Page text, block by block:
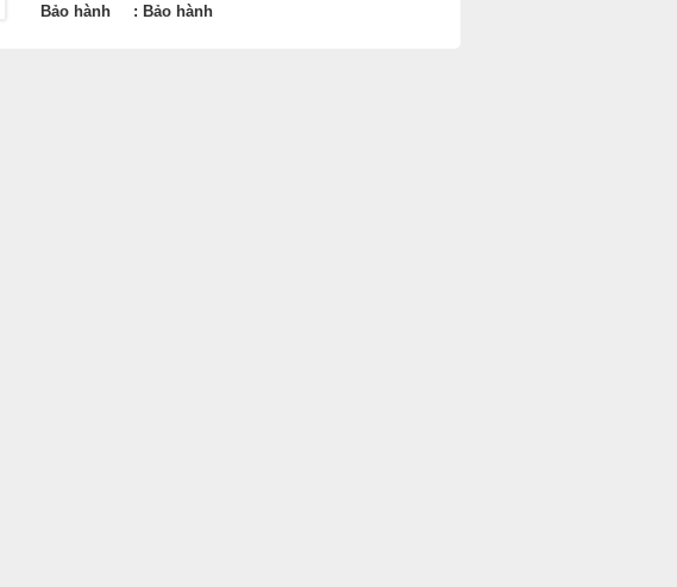
Bảo hành
: Bảo hành